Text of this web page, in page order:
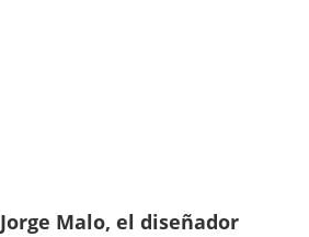
Jorge Malo, el diseñador